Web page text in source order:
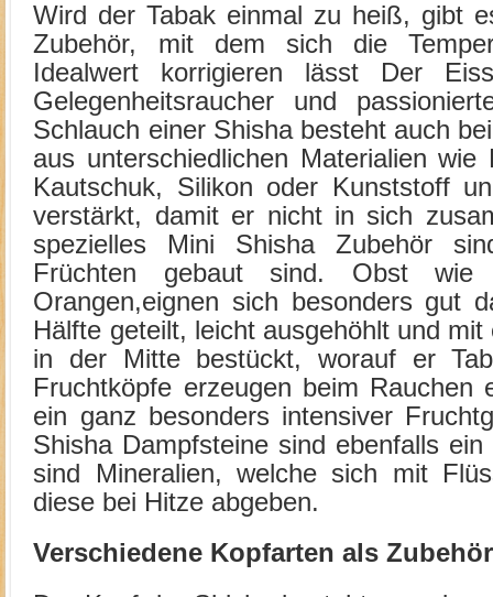
Wird der Tabak einmal zu heiß, gibt
Zubehör, mit dem sich die
Idealwert korrigieren lässt Der
Gelegenheitsraucher und
Schlauch einer Shisha besteht auch
aus unterschiedlichen Materialien
Kautschuk, Silikon oder Kunststoff
verstärkt, damit er nicht in sich
spezielles Mini Shisha Zubehör
Früchten gebaut sind. Obst wie
Orangen,eignen sich besonders gut
Hälfte geteilt, leicht ausgehöhlt und
in der Mitte bestückt, worauf er
Fruchtköpfe erzeugen beim Rauchen
ein ganz besonders intensiver
Shisha Dampfsteine sind ebenfalls
sind Mineralien, welche sich mit
diese bei Hitze abgeben.
Verschiedene Kopfarten als Zubehör